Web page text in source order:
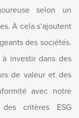
selon un
À cela s’ajoutent
des sociétés.
investir dans des
de valeur et des
avec notre
critères ESG